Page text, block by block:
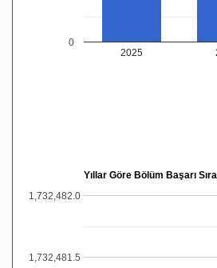
2025
0
Yıllar Göre Bölüm Başarı
1,732,481.5
1,732,482.0